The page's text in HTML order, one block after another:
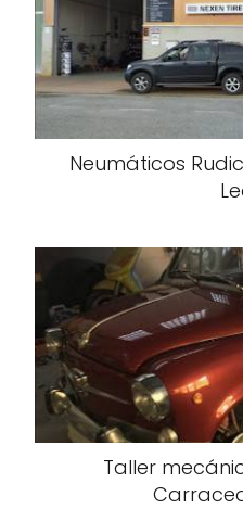
Neumáticos
Taller